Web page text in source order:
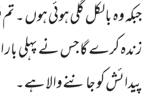
جبکہ وہ بالکل گلی ہوئی ہوں ۔
زندہ کرے گا جس نے پہلی بار
پیدائش کو جاننے والا ہے۔